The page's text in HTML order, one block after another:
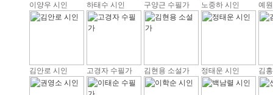
이양우 시인 하태수 시인 구양근 수필가 노중하 시인 예
김안로 시인 고경자 수필가 김현용 소설가 정태운 시인 김